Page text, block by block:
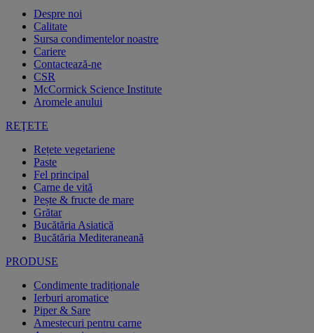
Despre noi
Calitate
Sursa condimentelor noastre
Cariere
Contactează-ne
CSR
McCormick Science Institute
Aromele anului
REŢETE
Rețete vegetariene
Paste
Fel principal
Carne de vită
Pește & fructe de mare
Grătar
Bucătăria Asiatică
Bucătăria Mediteraneană
PRODUSE
Condimente tradiționale
Ierburi aromatice
Piper & Sare
Amestecuri pentru carne